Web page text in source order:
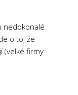
nedokonalé
o to, že
(velké firmy